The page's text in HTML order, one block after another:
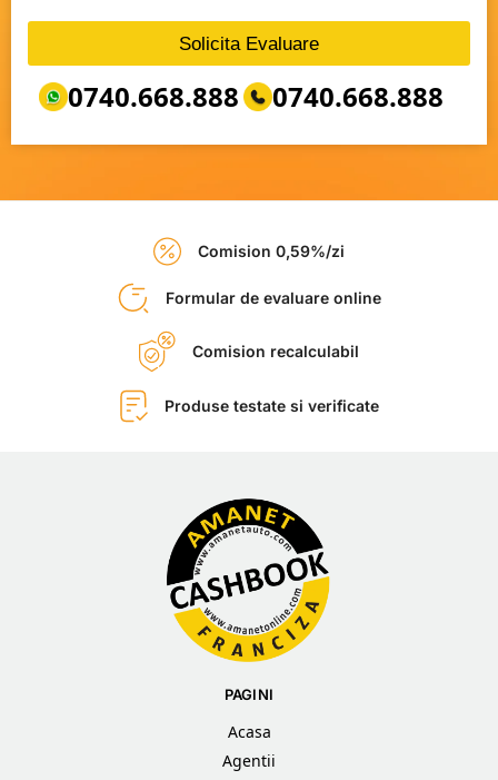
Solicita Evaluare
0740.668.888 0740.668.888
Comision 0,59%/zi
Formular de evaluare online
Comision recalculabil
Produse testate si verificate
PAGINI
Acasa
Agentii